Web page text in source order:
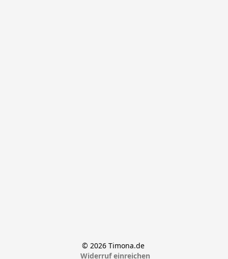
© 2026 Timona.de
Widerruf einreichen